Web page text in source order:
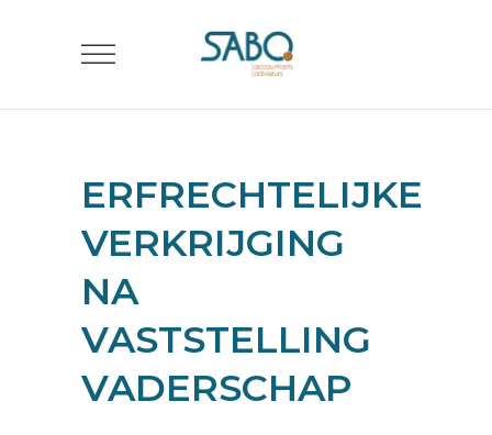
ERFRECHTELIJKE
VERKRIJGING
NA
VASTSTELLING
VADERSCHAP